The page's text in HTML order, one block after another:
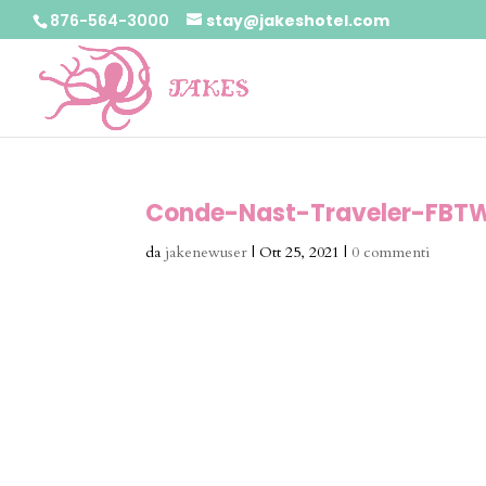
876-564-3000 stay@jakeshotel.com
Conde-Nast-Traveler-
da jakenewuser |Ott 25, 2021 |0 commenti